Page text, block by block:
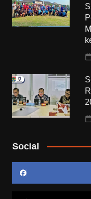
Social